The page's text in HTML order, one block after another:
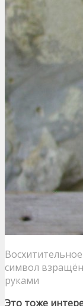
символ
руками
Это тоже